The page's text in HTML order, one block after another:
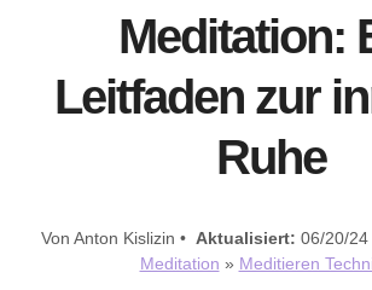
Meditation:
Leitfaden zur
Ruhe
Von Anton Kislizin • Aktualisiert: 06/20/
Meditation » Meditieren